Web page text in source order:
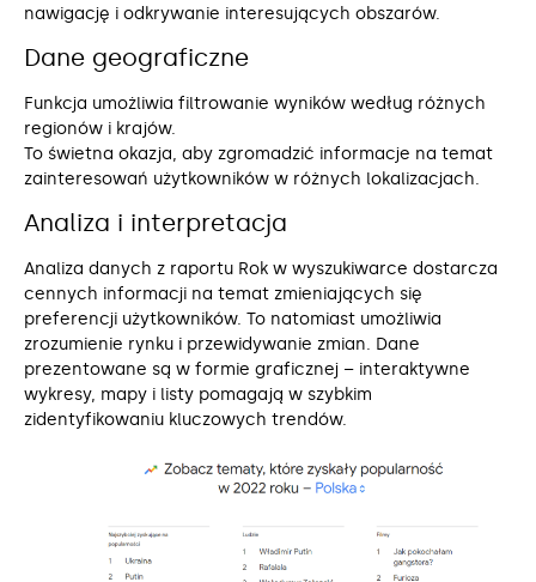
nawigację i odkrywanie interesujących obszarów.
Dane geograficzne
Funkcja umożliwia filtrowanie wyników według różnych
regionów i krajów.
To świetna okazja, aby zgromadzić informacje na temat
zainteresowań użytkowników w różnych lokalizacjach.
Analiza i interpretacja
Analiza danych z raportu Rok w wyszukiwarce dostarcza
cennych informacji na temat zmieniających się
preferencji użytkowników. To natomiast umożliwia
zrozumienie rynku i przewidywanie zmian. Dane
prezentowane są w formie graficznej – interaktywne
wykresy, mapy i listy pomagają w szybkim
zidentyfikowaniu kluczowych trendów.